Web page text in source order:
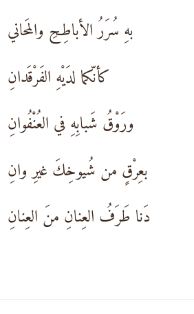
بهِ سُرَرُ الأباطِحِ والمَحاني
كأنّكما لدَيْهِ الفَرْقَدانِ
ورَوْقُ شَبابِهِ في العُنْفُوانِ
بعِرْقٍ من شُيوخِكَ غيرِ وانِ
دَنا طَرَفُ العِنانِ منَ العِنانِ